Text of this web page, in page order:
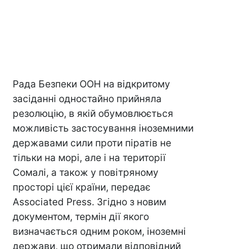
Рада Безпеки ООН на відкритому
засіданні одностайно прийняла
резолюцію, в якій обумовлюється
можливість застосування іноземними
державами сили проти піратів не
тільки на морі, але і на території
Сомалі, а також у повітряному
просторі цієї країни, передає
Associated Press. Згідно з новим
документом, термін дії якого
визначається одним роком, іноземні
держави, що отримали відповідний